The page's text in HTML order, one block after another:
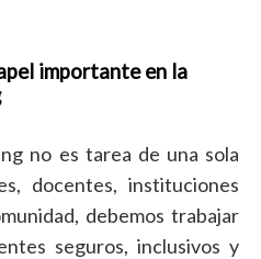
importante en la
no es tarea de una sola
docentes, instituciones
debemos trabajar
seguros, inclusivos y